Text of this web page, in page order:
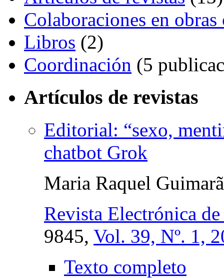
Colaboraciones en
Libros (2)
Coordinación (5
Artículos de revistas
Editorial: “sexo,
chatbot Grok
Maria Raquel
Revista Electrónica
9845, Vol. 39, Nº. 1,
Texto completo